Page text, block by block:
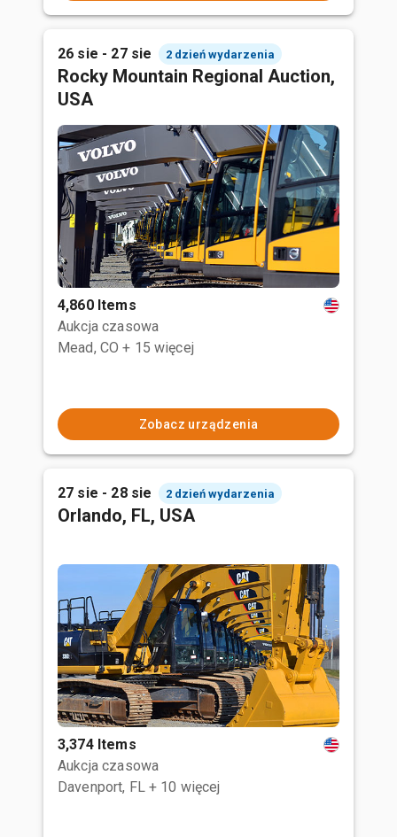
26 sie - 27 sie 2 dzień wydarzenia
Rocky Mountain Regional Auction,
USA
4,860 Items
Aukcja czasowa
Mead, CO + 15 więcej
Zobacz urządzenia
27 sie - 28 sie 2 dzień wydarzenia
Orlando, FL, USA
3,374 Items
Aukcja czasowa
Davenport, FL + 10 więcej